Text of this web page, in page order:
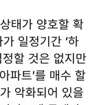
태가 양호할 확
일정기간 ‘하
할 것은 없지만
파트’를 매수 할
악화되어 있을